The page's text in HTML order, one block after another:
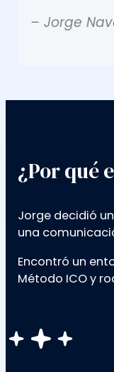
– Jorge
¿Por qué
Jorge decidió
una
Encontró un
Método ICO y